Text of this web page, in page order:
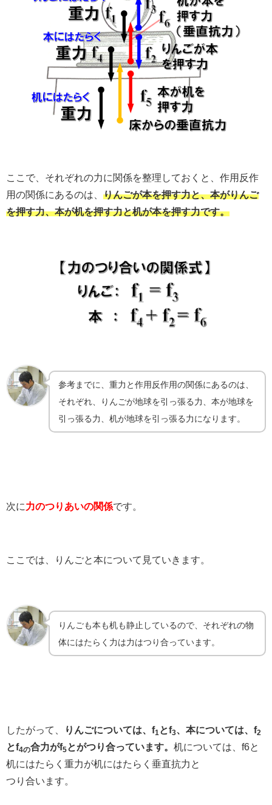
ここで、それぞれの力に関係を整理しておくと、作用反作
用の関係にあるのは、 りんごが本を押す力と、本がりんご
を押す力、本が机を押す力と机が本を押す力です。
参考までに、重力と作用反作用の関係にあるのは、
それぞれ、りんごが地球を引っ張る力、本が地球を
引っ張る力、机が地球を引っ張る力になります。
次に力のつりあいの関係です。
ここでは、りんごと本について見ていきます。
りんごも本も机も静止しているので、それぞれの物
体にはたらく力は力はつり合っています。
したがって、 りんごについては、f1 とf3 、本については、f2
とf4の合力がf5 とがつり合っています。 机については、f6と
机にはたらく重力が机にはたらく垂直抗力と
つり合います。